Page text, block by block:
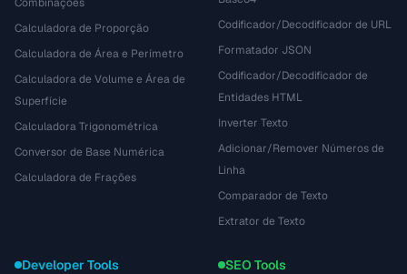
Calculadora de Proporção
Calculadora de Área e Perímetro
Calculadora de Volume e Área de
Superfície
Calculadora Trigonométrica
Conversor de Base Numérica
Calculadora de Frações
Codificador/Decodificador de URL
Formatador JSON
Codificador/Decodificador de
Entidades HTML
Inverter Texto
Adicionar/Remover Números de
Linha
Comparador de Texto
Extrator de Texto
Developer Tools SEO Tools